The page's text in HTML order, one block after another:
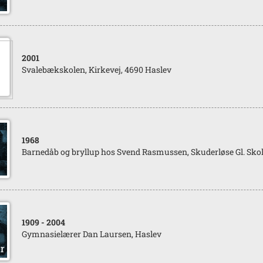
2001
Svalebækskolen, Kirkevej, 4690 Haslev
1968
Barnedåb og bryllup hos Svend Rasmussen, Skuderløse Gl.
1909 - 2004
Gymnasielærer Dan Laursen, Haslev